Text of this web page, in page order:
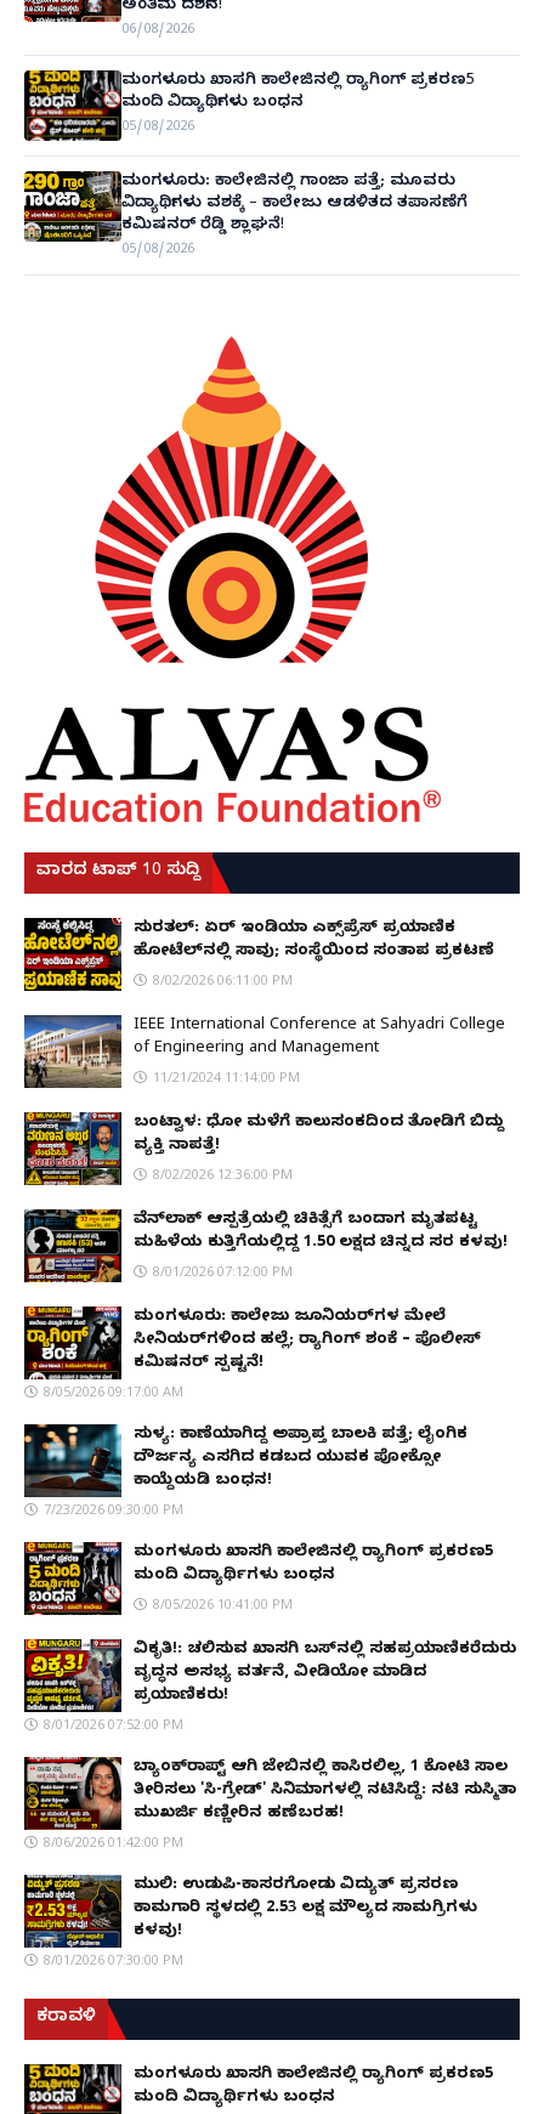
ಅಂತಿಮ ದರ್ಶನ!
06/08/2026
ಮಂಗಳೂರು ಖಾಸಗಿ ಕಾಲೇಜಿನಲ್ಲಿ ರ‌್ಯಾಗಿಂಗ್ ಪ್ರಕರಣ5
ಮಂದಿ ವಿದ್ಯಾರ್ಥಿಗಳು ಬಂಧನ
05/08/2026
ಮಂಗಳೂರು: ಕಾಲೇಜಿನಲ್ಲಿ ಗಾಂಜಾ ಪತ್ತೆ; ಮೂವರು
ವಿದ್ಯಾರ್ಥಿಗಳು ವಶಕ್ಕೆ – ಕಾಲೇಜು ಆಡಳಿತದ ತಪಾಸಣೆಗೆ
ಕಮಿಷನರ್ ರೆಡ್ಡಿ ಶ್ಲಾಘನೆ!
05/08/2026
ವಾರದ ಟಾಪ್ 10 ಸುದ್ದಿ
ಸುರತ್ಕಲ್: ಏರ್ ಇಂಡಿಯಾ ಎಕ್ಸ್‌ಪ್ರೆಸ್ ಪ್ರಯಾಣಿಕ
ಹೋಟೆಲ್‌ನಲ್ಲಿ ಸಾವು; ಸಂಸ್ಥೆಯಿಂದ ಸಂತಾಪ ಪ್ರಕಟಣೆ
8/02/2026 06:11:00 PM
IEEE International Conference at Sahyadri College
of Engineering and Management
11/21/2024 11:14:00 PM
ಬಂಟ್ವಾಳ: ಧೋ ಮಳೆಗೆ ಕಾಲುಸಂಕದಿಂದ ತೋಡಿಗೆ ಬಿದ್ದು
ವ್ಯಕ್ತಿ ನಾಪತ್ತೆ!
8/02/2026 12:36:00 PM
ವೆನ್‌ಲಾಕ್ ಆಸ್ಪತ್ರೆಯಲ್ಲಿ ಚಿಕಿತ್ಸೆಗೆ ಬಂದಾಗ ಮೃತಪಟ್ಟ
ಮಹಿಳೆಯ ಕುತ್ತಿಗೆಯಲ್ಲಿದ್ದ ₹1.50 ಲಕ್ಷದ ಚಿನ್ನದ ಸರ ಕಳವು!
8/01/2026 07:12:00 PM
ಮಂಗಳೂರು: ಕಾಲೇಜು ಜೂನಿಯರ್‌ಗಳ ಮೇಲೆ
ಸೀನಿಯರ್‌ಗಳಿಂದ ಹಲ್ಲೆ; ರ‌್ಯಾಗಿಂಗ್ ಶಂಕೆ – ಪೊಲೀಸ್
ಕಮಿಷನರ್ ಸ್ಪಷ್ಟನೆ!
8/05/2026 09:17:00 AM
ಸುಳ್ಯ: ಕಾಣೆಯಾಗಿದ್ದ ಅಪ್ರಾಪ್ತ ಬಾಲಕಿ ಪತ್ತೆ; ಲೈಂಗಿಕ
ದೌರ್ಜನ್ಯ ಎಸಗಿದ ಕಡಬದ ಯುವಕ ಪೋಕ್ಸೋ
ಕಾಯ್ದೆಯಡಿ ಬಂಧನ!
7/23/2026 09:30:00 PM
ಮಂಗಳೂರು ಖಾಸಗಿ ಕಾಲೇಜಿನಲ್ಲಿ ರ‌್ಯಾಗಿಂಗ್ ಪ್ರಕರಣ5
ಮಂದಿ ವಿದ್ಯಾರ್ಥಿಗಳು ಬಂಧನ
8/05/2026 10:41:00 PM
ವಿಕೃತಿ!: ಚಲಿಸುವ ಖಾಸಗಿ ಬಸ್‌ನಲ್ಲಿ ಸಹಪ್ರಯಾಣಿಕರೆದುರು
ವೃದ್ಧನ ಅಸಭ್ಯ ವರ್ತನೆ, ವೀಡಿಯೋ ಮಾಡಿದ
ಪ್ರಯಾಣಿಕರು!
8/01/2026 07:52:00 PM
ಬ್ಯಾಂಕ್‌ರಾಪ್ಟ್‌ ಆಗಿ ಜೇಬಿನಲ್ಲಿ ಕಾಸಿರಲಿಲ್ಲ, ₹1 ಕೋಟಿ ಸಾಲ
ತೀರಿಸಲು 'ಸಿ-ಗ್ರೇಡ್' ಸಿನಿಮಾಗಳಲ್ಲಿ ನಟಿಸಿದ್ದೆ: ನಟಿ ಸುಸ್ಮಿತಾ
ಮುಖರ್ಜಿ ಕಣ್ಣೀರಿನ ಹಣೆಬರಹ!
8/06/2026 01:42:00 PM
ಮುಲ್ಕಿ: ಉಡುಪಿ-ಕಾಸರಗೋಡು ವಿದ್ಯುತ್ ಪ್ರಸರಣ
ಕಾಮಗಾರಿ ಸ್ಥಳದಲ್ಲಿ ₹2.53 ಲಕ್ಷ ಮೌಲ್ಯದ ಸಾಮಗ್ರಿಗಳು
ಕಳವು!
8/01/2026 07:30:00 PM
ಕರಾವಳಿ
ಮಂಗಳೂರು ಖಾಸಗಿ ಕಾಲೇಜಿನಲ್ಲಿ ರ‌್ಯಾಗಿಂಗ್ ಪ್ರಕರಣ5
ಮಂದಿ ವಿದ್ಯಾರ್ಥಿಗಳು ಬಂಧನ